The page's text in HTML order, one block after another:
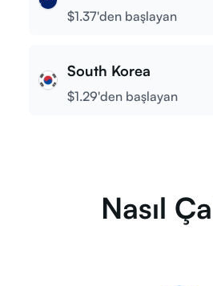
$1.37'den başlayan
South Korea
$1.29'den başlayan
Nasıl